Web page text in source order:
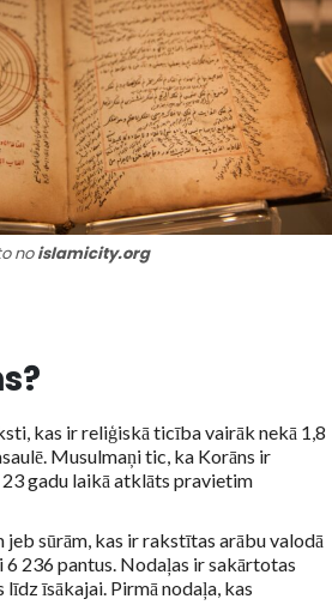
noislamicity.org
kas ir reliģiskā ticība vairāk nekā 1,8
Musulmaņi tic, ka Korāns ir
gadu laikā atklāts pravietim
jeb sūrām, kas ir rakstītas arābu valodā
6 236 pantus. Nodaļas ir sakārtotas
līdz īsākajai. Pirmā nodaļa, kas